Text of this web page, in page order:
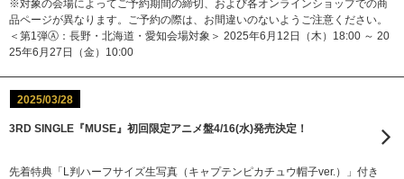
※対象の会場によってご予約期間の締切、および各オンラインショップでの商
品ページが異なります。ご予約の際は、お間違いのないようご注意ください。
＜第1弾Ⓐ：長野・北海道・愛知会場対象＞ 2025年6月12日（木）18:00 ～ 20
25年6月27日（金）10:00
2025/03/28
3RD SINGLE『MUSE』初回限定アニメ盤4/16(水)発売決定！
先着特典「L判ハーフサイズ生写真（キャプテンピカチュウ帽子ver.）」付き